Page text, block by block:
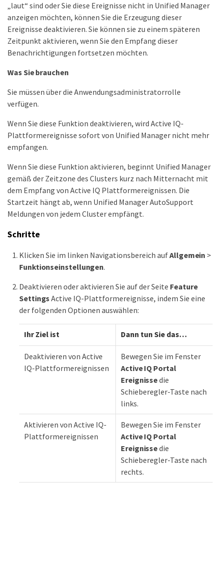
„laut“ sind oder Sie diese Ereignisse nicht in Unified Manager
anzeigen möchten, können Sie die Erzeugung dieser
Ereignisse deaktivieren. Sie können sie zu einem späteren
Zeitpunkt aktivieren, wenn Sie den Empfang dieser
Benachrichtigungen fortsetzen möchten.
Was Sie brauchen
Sie müssen über die Anwendungsadministratorrolle
verfügen.
Wenn Sie diese Funktion deaktivieren, wird Active IQ-
Plattformereignisse sofort von Unified Manager nicht mehr
empfangen.
Wenn Sie diese Funktion aktivieren, beginnt Unified Manager
gemäß der Zeitzone des Clusters kurz nach Mitternacht mit
dem Empfang von Active IQ Plattformereignissen. Die
Startzeit hängt ab, wenn Unified Manager AutoSupport
Meldungen von jedem Cluster empfängt.
Schritte
Klicken Sie im linken Navigationsbereich aufAllgemein >
Funktionseinstellungen.
Deaktivieren oder aktivieren Sie auf der Seite Feature
Settings Active IQ-Plattformereignisse, indem Sie eine
der folgenden Optionen auswählen:
Ihr Ziel ist Dann tun Sie das…​
Deaktivieren von Active
IQ-Plattformereignissen
Bewegen Sie im Fenster
Active IQ Portal
Ereignissedie
Schieberegler-Taste nach
links.
Aktivieren von Active IQ-
Plattformereignissen
Bewegen Sie im Fenster
Active IQ Portal
Ereignissedie
Schieberegler-Taste nach
rechts.